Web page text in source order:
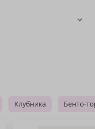
Клубника Бенто-